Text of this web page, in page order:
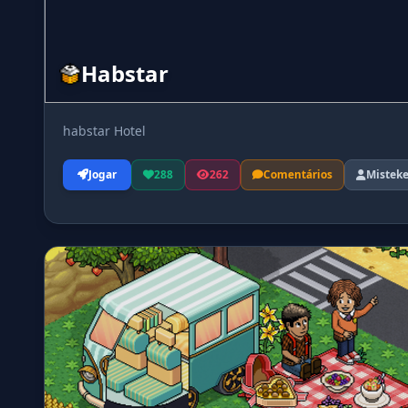
Habstar
habstar Hotel
Jogar 288 262 Comentários